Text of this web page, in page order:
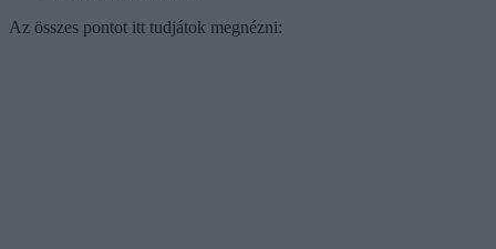
Az összes pontot itt tudjátok megnézni: